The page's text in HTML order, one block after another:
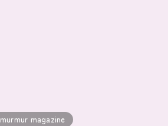
murmur magazine